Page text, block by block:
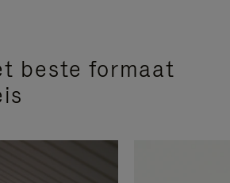
beste formaat